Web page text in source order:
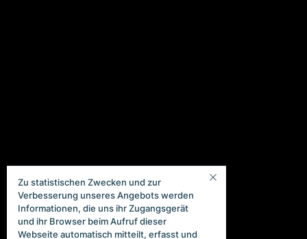
Zu statistischen Zwecken und zur
Verbesserung unseres Angebots werden
Informationen, die uns ihr Zugangsgerät
und ihr Browser beim Aufruf dieser
Webseite automatisch mitteilt, erfasst und